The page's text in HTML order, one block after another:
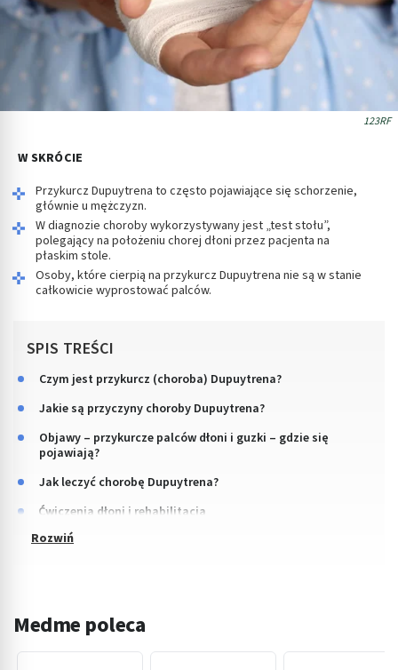
123RF
W SKRÓCIE
Przykurcz Dupuytrena to często pojawiające się schorzenie,
głównie u mężczyzn.
W diagnozie choroby wykorzystywany jest „test stołu”,
polegający na położeniu chorej dłoni przez pacjenta na
płaskim stole.
Osoby, które cierpią na przykurcz Dupuytrena nie są w stanie
całkowicie wyprostować palców.
SPIS TREŚCI
Czym jest przykurcz (choroba) Dupuytrena?
Jakie są przyczyny choroby Dupuytrena?
Objawy – przykurcze palców dłoni i guzki – gdzie się
pojawiają?
Jak leczyć chorobę Dupuytrena?
Ćwiczenia dłoni i rehabilitacja
Medme poleca